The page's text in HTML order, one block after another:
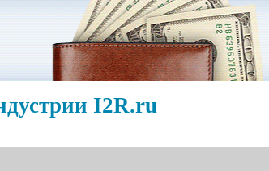
I2R.ru